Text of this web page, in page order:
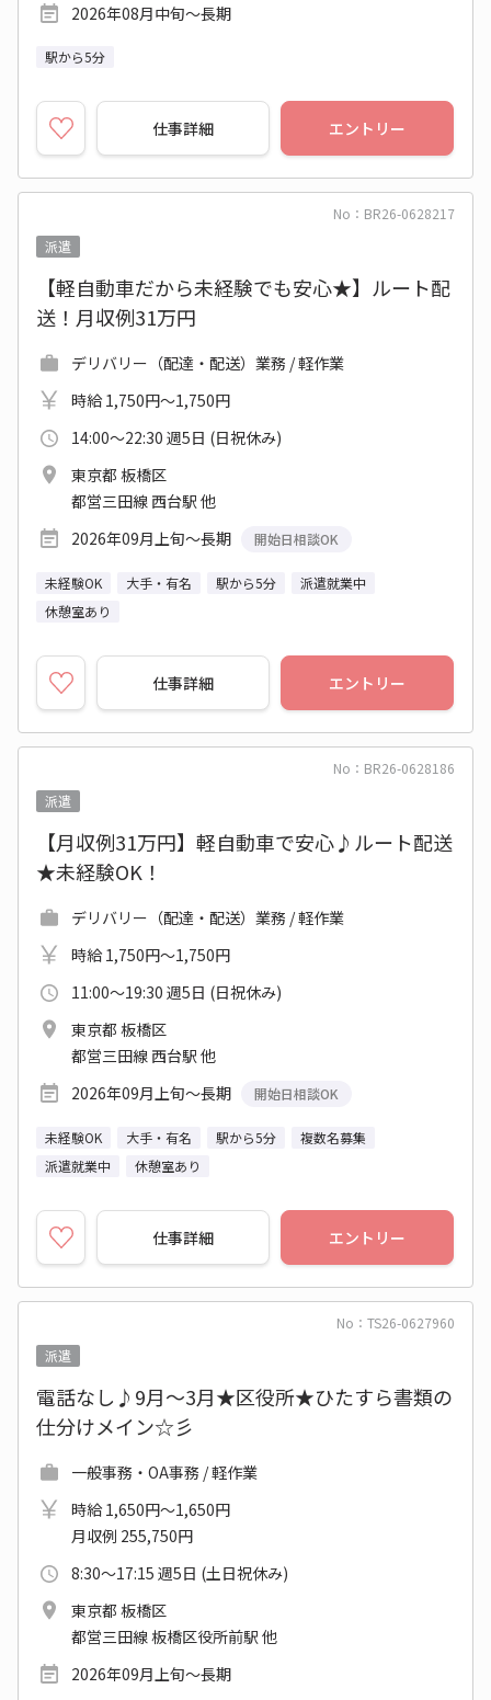
2026年08月中旬～長期
駅から5分
仕事詳細 エントリー
No：BR26-0628217
派遣
【軽自動車だから未経験でも安心★】ルート配
送！月収例31万円
デリバリー（配達・配送）業務 / 軽作業
時給 1,750円～1,750円
14:00～22:30 週5日 (日祝休み)
東京都 板橋区
都営三田線 西台駅 他
2026年09月上旬～長期
開始日相談OK
未経験OK 大手・有名 駅から5分
派遣就業中
休憩室あり
仕事詳細 エントリー
No：BR26-0628186
派遣
【月収例31万円】軽自動車で安心♪ルート配送
★未経験OK！
デリバリー（配達・配送）業務 / 軽作業
時給 1,750円～1,750円
11:00～19:30 週5日 (日祝休み)
東京都 板橋区
都営三田線 西台駅 他
2026年09月上旬～長期
開始日相談OK
未経験OK 大手・有名 駅から5分
複数名募集
派遣就業中
休憩室あり
仕事詳細 エントリー
No：TS26-0627960
派遣
電話なし♪9月～3月★区役所★ひたすら書類の
仕分けメイン☆彡
一般事務・OA事務 / 軽作業
時給 1,650円～1,650円
月収例 255,750円
8:30～17:15 週5日 (土日祝休み)
東京都 板橋区
都営三田線 板橋区役所前駅 他
2026年09月上旬～長期